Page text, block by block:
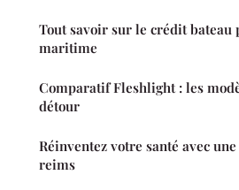
Tout savoir sur le crédit bateau
maritime
Comparatif Fleshlight : les
détour
Réinventez votre santé avec
reims